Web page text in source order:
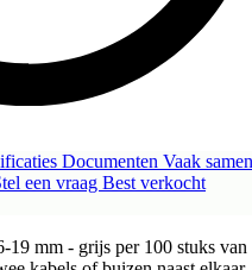
Documenten Vaak samen
een vraag Best verkocht
mm - grijs per 100 stuks van